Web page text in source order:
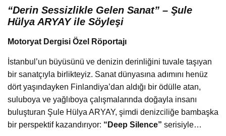
“Derin Sessizlikle Gelen Sanat” – Şule
Hülya ARYAY ile Söyleşi
Motoryat Dergisi Özel Röportajı
İstanbul’un büyüsünü ve denizin derinliğini tuvale taşıyan
bir sanatçıyla birlikteyiz. Sanat dünyasına adımını henüz
dört yaşındayken Finlandiya’dan aldığı bir ödülle atan,
suluboya ve yağlıboya çalışmalarında doğayla insanı
buluşturan Şule Hülya ARYAY, şimdi denizciliğe bambaşka
bir perspektif kazandırıyor: “Deep Silence” serisiyle…